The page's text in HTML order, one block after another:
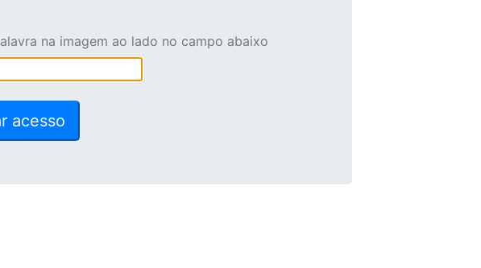
na imagem ao lado no campo abaixo